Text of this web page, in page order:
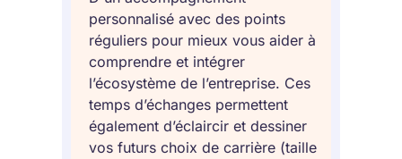
personnalisé avec des points
réguliers pour mieux vous aider à
comprendre et intégrer
l’écosystème de l’entreprise. Ces
temps d’échanges permettent
également d’éclaircir et dessiner
vos futurs choix de carrière (taille